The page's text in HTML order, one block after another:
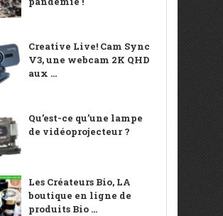
Creative Live! Cam Sync
V3, une webcam 2K QHD
aux ...
Qu’est-ce qu’une lampe
de vidéoprojecteur ?
Les Créateurs Bio, LA
boutique en ligne de
produits Bio ...